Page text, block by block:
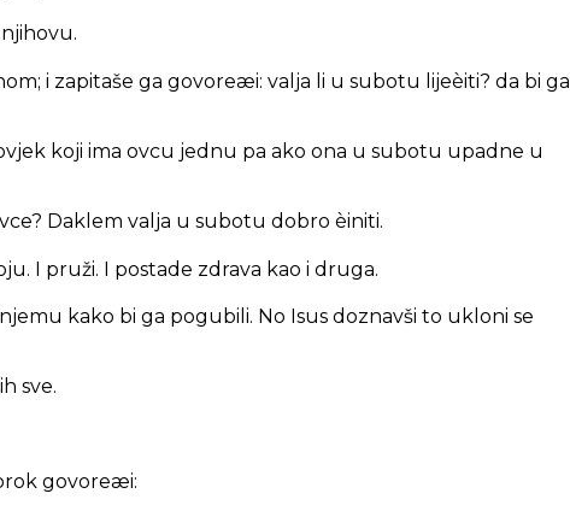
i zapitaše ga govoreæi: valja li u subotu lijeèiti? da bi ga
koji ima ovcu jednu pa ako ona u subotu upadne u
Daklem valja u subotu dobro èiniti.
I pruži. I postade zdrava kao i druga.
kako bi ga pogubili. No Isus doznavši to ukloni se
sve.
govoreæi: